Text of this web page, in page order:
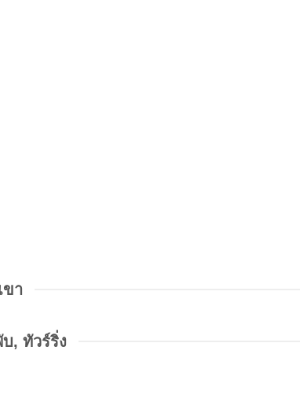
ขา
, ทัวร์ริ่ง